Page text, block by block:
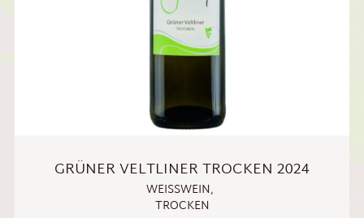
GRÜNER VELTLINER TROCKEN 2024
WEISSWEIN ,
TROCKEN